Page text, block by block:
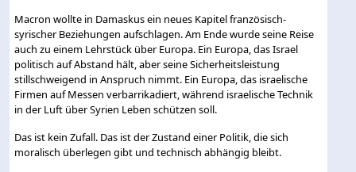
Macron wollte in Damaskus ein neues Kapitel französisch-
syrischer Beziehungen aufschlagen. Am Ende wurde seine Reise
auch zu einem Lehrstück über Europa. Ein Europa, das Israel
politisch auf Abstand hält, aber seine Sicherheitsleistung
stillschweigend in Anspruch nimmt. Ein Europa, das israelische
Firmen auf Messen verbarrikadiert, während israelische Technik
in der Luft über Syrien Leben schützen soll.
Das ist kein Zufall. Das ist der Zustand einer Politik, die sich
moralisch überlegen gibt und technisch abhängig bleibt.